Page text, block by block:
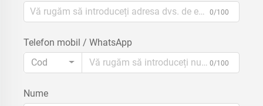
0/100
Telefon mobil / WhatsApp
Cod
0/100
Nume